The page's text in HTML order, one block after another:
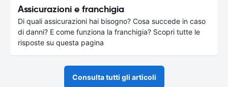
Assicurazioni e franchigia
Di quali assicurazioni hai bisogno? Cosa succede in caso
di danni? E come funziona la franchigia? Scopri tutte le
risposte su questa pagina
Consulta tutti gli articoli